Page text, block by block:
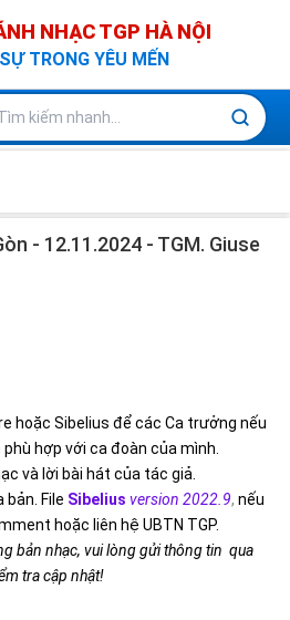
NHẠC TGP HÀ NỘI
TRONG YÊU MẾN
- 12.11.2024 - TGM. Giuse
hoặc Sibelius để các Ca trưởng nếu
hợp với ca đoàn của mình.
và lời bài hát của tác giả.
bản. File Sibelius version 2022.9, nếu
hoặc liên hệ UBTN TGP.
bản nhạc, vui lòng gửi thông tin qua
tra cập nhật!